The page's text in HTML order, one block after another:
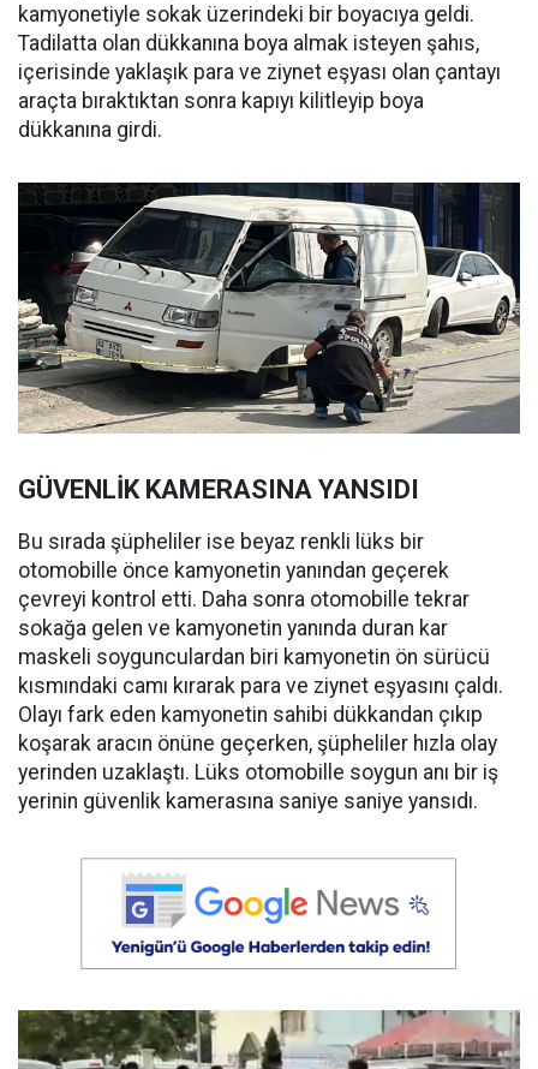
kamyonetiyle sokak üzerindeki bir boyacıya geldi.
Tadilatta olan dükkanına boya almak isteyen şahıs,
içerisinde yaklaşık para ve ziynet eşyası olan çantayı
araçta bıraktıktan sonra kapıyı kilitleyip boya
dükkanına girdi.
GÜVENLİK KAMERASINA YANSIDI
Bu sırada şüpheliler ise beyaz renkli lüks bir
otomobille önce kamyonetin yanından geçerek
çevreyi kontrol etti. Daha sonra otomobille tekrar
sokağa gelen ve kamyonetin yanında duran kar
maskeli soygunculardan biri kamyonetin ön sürücü
kısmındaki camı kırarak para ve ziynet eşyasını çaldı.
Olayı fark eden kamyonetin sahibi dükkandan çıkıp
koşarak aracın önüne geçerken, şüpheliler hızla olay
yerinden uzaklaştı. Lüks otomobille soygun anı bir iş
yerinin güvenlik kamerasına saniye saniye yansıdı.